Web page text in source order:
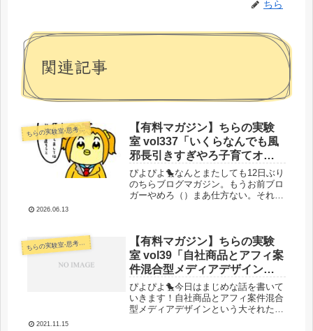
ちら
関連記事
ちらの実験室-思考・失敗談・リアルタイム実況等を発信します-
【有料マガジン】ちらの実験
室 vol337「いくらなんでも風
邪長引きすぎやろ子育てオワ
コン定期で全部諦めた／6月か
ら新章スパムひよこ編スター
トします」
ぴよぴよ🐤なんとまたしても12日ぶり
のちらブログマガジン。もうお前ブロ
ガーやめろ（）まあ仕方ない。それも
ゴホゴホしながらお目目キラキラで
立...
2026.06.13
ちらの実験室-思考・失敗談・リアルタイム実況等を発信します-
【有料マガジン】ちらの実験
室 vol39「自社商品とアフィ案
件混合型メディアデザインに
ついて」
ぴよぴよ🐤今日はまじめな話を書いて
いきます！自社商品とアフィ案件混合
型メディアデザインという大それたお
2021.11.15